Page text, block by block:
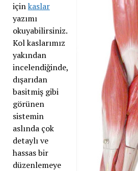
içinkaslar
yazımı
okuyabilirsiniz.
Kol kaslarımız
yakından
incelendiğinde,
dışarıdan
basitmiş gibi
görünen
sistemin
aslında çok
detaylı ve
hassas bir
düzenlemeye